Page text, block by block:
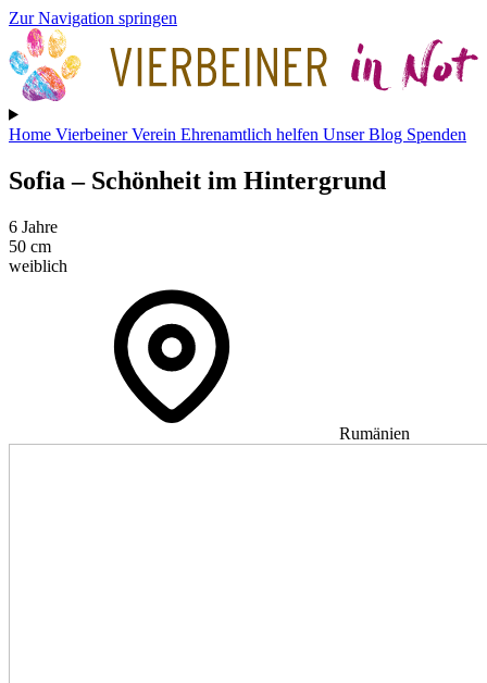
Zur Navigation springen
Home VierbeinerVerein Ehrenamtlich helfen Unser Blog Spenden
Sofia– Schönheit im Hintergrund
6 Jahre
50 cm
weiblich
Rumänien